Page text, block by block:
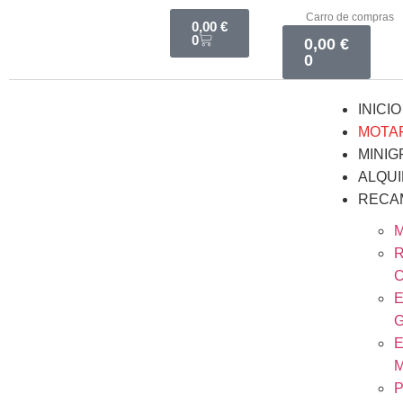
0,00€
0
Carro de compras
0,00 €
0
INICIO